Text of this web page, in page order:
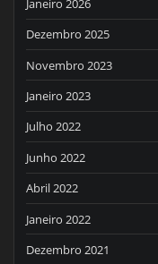
Janeiro 2026
Dezembro 2025
Novembro 2023
Janeiro 2023
Julho 2022
Junho 2022
Abril 2022
Janeiro 2022
Dezembro 2021